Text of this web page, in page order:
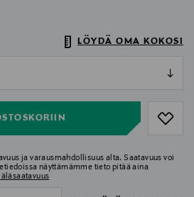
LÖYDÄ OMA KOKOSI
ja varausmahdollisuus alta. Saatavuus voi
näyttämämme tieto pitää aina